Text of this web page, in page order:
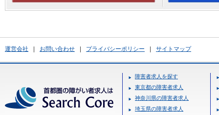
運営会社 お問い合わせ プライバシーポリシー サイトマップ
障害者求人を探す
東京都の障害者求人
神奈川県の障害者求人
埼玉県の障害者求人